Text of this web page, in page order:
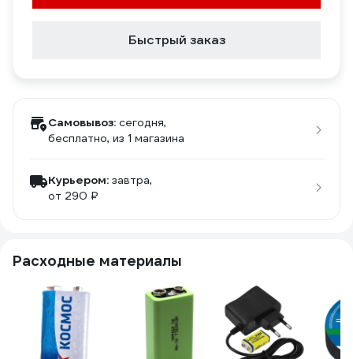
Быстрый заказ
Самовывоз: сегодня,
бесплатно, из 1 магазина
Курьером: завтра,
от 290 ₽
Расходные материалы